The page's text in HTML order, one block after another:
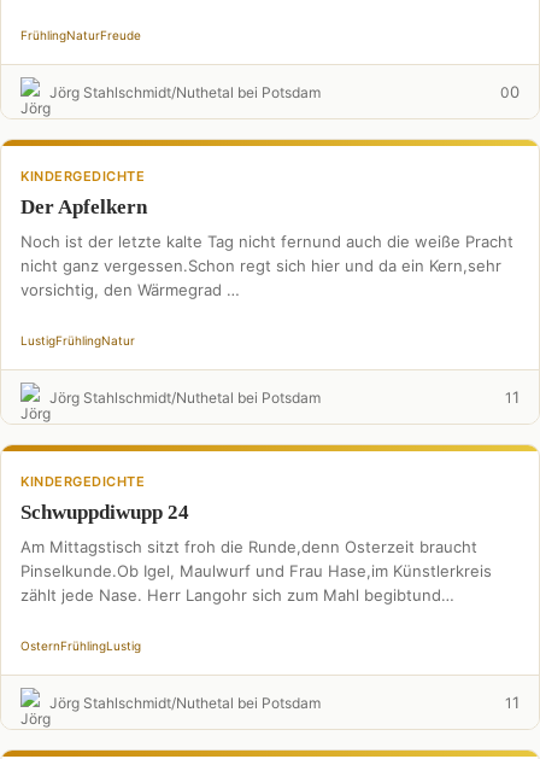
FrühlingNaturFreude
Jörg Stahlschmidt/Nuthetal bei Potsdam 00
KINDERGEDICHTE
Der Apfelkern
Noch ist der letzte kalte Tag nicht fernund auch die weiße Pracht
nicht ganz vergessen.Schon regt sich hier und da ein Kern,sehr
vorsichtig, den Wärmegrad …
LustigFrühlingNatur
Jörg Stahlschmidt/Nuthetal bei Potsdam 11
KINDERGEDICHTE
Schwuppdiwupp 24
Am Mittagstisch sitzt froh die Runde,denn Osterzeit braucht
Pinselkunde.Ob Igel, Maulwurf und Frau Hase,im Künstlerkreis
zählt jede Nase. Herr Langohr sich zum Mahl begibtund
OsternFrühlingLustig
Jörg Stahlschmidt/Nuthetal bei Potsdam 11